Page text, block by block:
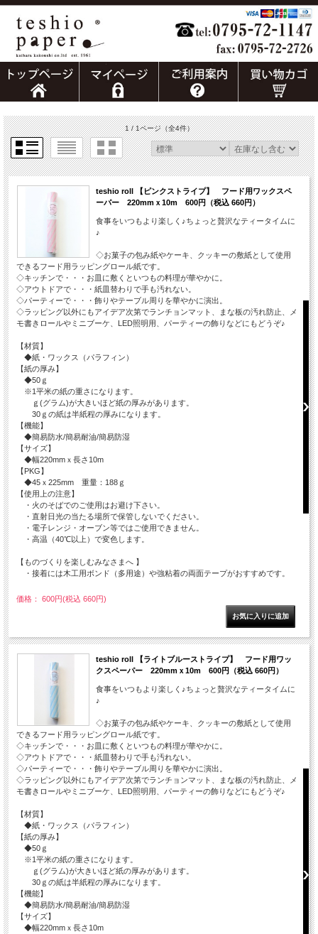
1 / 1ページ（全4件）
teshio roll 【ピンクストライプ】 フード用ワックスペ
ーパー 220mmｘ10m 600円（税込 660円）
食事をいつもより楽しく♪ちょっと贅沢なティータイムに
♪
◇お菓子の包み紙やケーキ、クッキーの敷紙として使用
できるフード用ラッピングロール紙です。
◇キッチンで・・・お皿に敷くといつもの料理が華やかに。
◇アウトドアで・・・紙皿替わりで手も汚れない。
◇パーティーで・・・飾りやテーブル周りを華やかに演出。
◇ラッピング以外にもアイデア次第でランチョンマット、まな板の汚れ防止、メ
モ書きロールやミニブーケ、LED照明用、パーティーの飾りなどにもどうぞ♪
【材質】
◆紙・ワックス（パラフィン）
【紙の厚み】
◆50ｇ
※1平米の紙の重さになります。
ｇ(グラム)が大きいほど紙の厚みがあります。
30ｇの紙は半紙程の厚みになります。
【機能】
◆簡易防水/簡易耐油/簡易防湿
【サイズ】
◆幅220mmｘ長さ10m
【PKG】
◆45ｘ225mm 重量：188ｇ
【使用上の注意】
・火のそばでのご使用はお避け下さい。
・直射日光の当たる場所で保管しないでください。
・電子レンジ・オーブン等ではご使用できません。
・高温（40℃以上）で変色します。
【ものづくりを楽しむみなさまへ 】
・接着には木工用ボンド（多用途）や強粘着の両面テープがおすすめです。
価格： 600円(税込 660円)
teshio roll 【ライトブルーストライプ】 フード用ワッ
クスペーパー 220mmｘ10m 600円（税込 660円）
食事をいつもより楽しく♪ちょっと贅沢なティータイムに
♪
◇お菓子の包み紙やケーキ、クッキーの敷紙として使用
できるフード用ラッピングロール紙です。
◇キッチンで・・・お皿に敷くといつもの料理が華やかに。
◇アウトドアで・・・紙皿替わりで手も汚れない。
◇パーティーで・・・飾りやテーブル周りを華やかに演出。
◇ラッピング以外にもアイデア次第でランチョンマット、まな板の汚れ防止、メ
モ書きロールやミニブーケ、LED照明用、パーティーの飾りなどにもどうぞ♪
【材質】
◆紙・ワックス（パラフィン）
【紙の厚み】
◆50ｇ
※1平米の紙の重さになります。
ｇ(グラム)が大きいほど紙の厚みがあります。
30ｇの紙は半紙程の厚みになります。
【機能】
◆簡易防水/簡易耐油/簡易防湿
【サイズ】
◆幅220mmｘ長さ10m